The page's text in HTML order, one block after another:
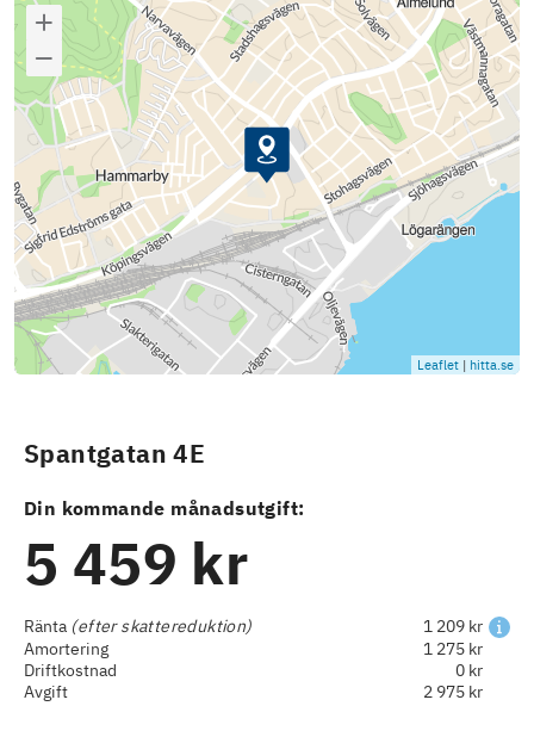
Leaflet | hitta.se
Spantgatan 4E
Din kommande månadsutgift:
5 459 kr
Ränta (efter skattereduktion)
1 209 kr
Amortering
1 275 kr
Driftkostnad
0 kr
Avgift
2 975 kr